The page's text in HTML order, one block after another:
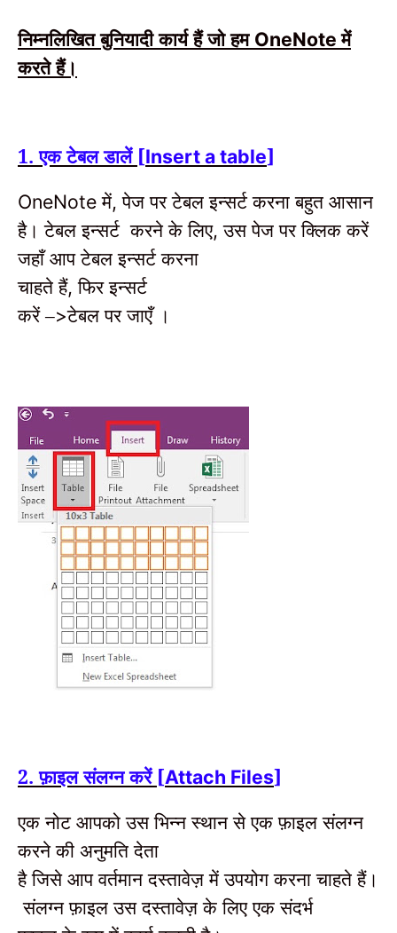
निम्नलिखित बुनियादी कार्य हैं जो हम OneNoteमें
करते हैं।
1. एक टेबल डालें [Insert a table]
OneNoteमें,पेज पर टेबल इन्सर्ट करना बहुत आसान
है। टेबल इन्सर्ट करने के लिए,उस पेज पर क्लिक करें
जहाँ आप टेबल इन्सर्ट करना
चाहते हैं,फिर इन्सर्ट
करें –>टेबल पर जाएँ ।
2. फ़ाइल संलग्न करें [Attach Files]
एक नोट आपको उस भिन्न स्थान से एक फ़ाइल संलग्न
करने की अनुमति देता
है जिसे आप वर्तमान दस्तावेज़ में उपयोग करना चाहते हैं।
संलग्न फ़ाइल उस दस्तावेज़ के लिए एक संदर्भ